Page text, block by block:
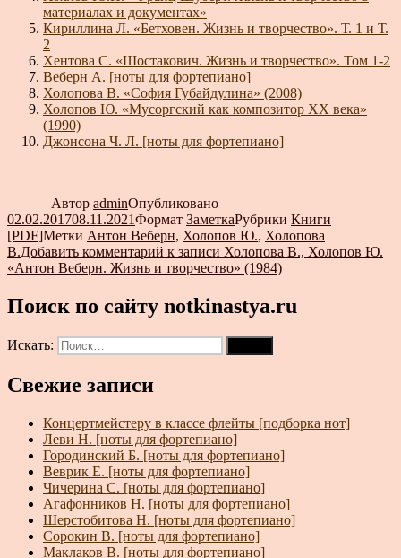
материалах и документах»
Кириллина Л. «Бетховен. Жизнь и творчество». Т. 1 и Т.
2
Хентова С. «Шостакович. Жизнь и творчество». Том 1-2
Веберн А. [ноты для фортепиано]
Холопова В. «София Губайдулина» (2008)
Холопов Ю. «Мусоргский как композитор XX века»
(1990)
Джонсона Ч. Л. [ноты для фортепиано]
Автор adminОпубликовано
02.02.201708.11.2021Формат ЗаметкаРубрики Книги
[PDF]Метки Антон Веберн, Холопов Ю., Холопова
В.Добавить комментарий к записи Холопова В., Холопов Ю.
«Антон Веберн. Жизнь и творчество» (1984)
Поиск по сайту notkinastya.ru
Искать:
Свежие записи
Концертмейстеру в классе флейты [подборка нот]
Леви Н. [ноты для фортепиано]
Городинский Б. [ноты для фортепиано]
Веврик Е. [ноты для фортепиано]
Чичерина С. [ноты для фортепиано]
Агафонников Н. [ноты для фортепиано]
Шерстобитова Н. [ноты для фортепиано]
Сорокин В. [ноты для фортепиано]
Маклаков В. [ноты для фортепиано]